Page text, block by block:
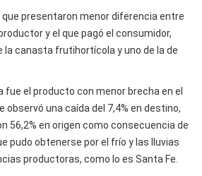
presentaron menor diferencia entre
y el que pagó el consumidor,
canasta frutihortícola y uno de la de
fue el producto con menor brecha en el
observó una caída del 7,4% en destino,
56,2% en origen como consecuencia de
pudo obtenerse por el frío y las lluvias
productoras, como lo es Santa Fe.